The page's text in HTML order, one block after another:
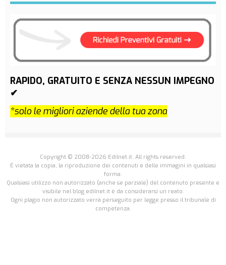
RAPIDO, GRATUITO E SENZA NESSUN IMPEGNO
✔
*solo le migliori aziende della tua zona
Copyright © 2008-2026 Edilnet.it. All rights reserved.
É vietata la copia, la riproduzione dei contenuti e delle immagini in qualsiasi
forma.
Qualsiasi utilizzo non autorizzato (anche se parziale) del contenuto presente e
visibile nel blog.edilnet.it è da considerarsi un reato.
Ogni plagio non autorizzato verrà perseguito per legge presso il tribunale di
competenza.